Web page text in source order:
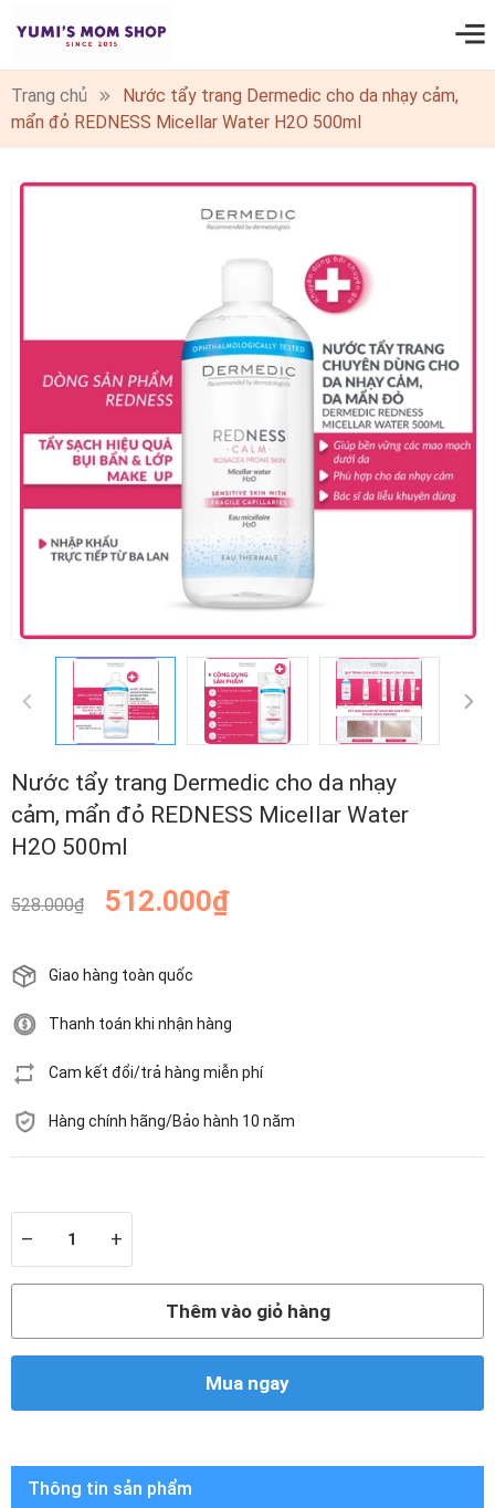
0
Trang chủ
Nước tẩy trang Dermedic cho da nhạy cảm,
mẩn đỏ REDNESS Micellar Water H2O 500ml
Nước tẩy trang Dermedic cho da nhạy
cảm, mẩn đỏ REDNESS Micellar Water
H2O 500ml
528.000₫ 512.000₫
Giao hàng toàn quốc
Thanh toán khi nhận hàng
Cam kết đổi/trả hàng miễn phí
Hàng chính hãng/Bảo hành 10 năm
– +
Thêm vào giỏ hàng
Mua ngay
Thông tin sản phẩm